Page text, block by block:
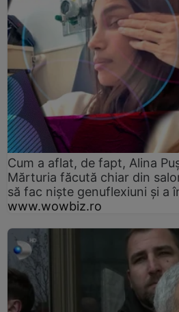
Cum a aflat, de fapt, Alina
Mărturia făcută chiar din
să fac niște genuflexiuni și a
www.wowbiz.ro